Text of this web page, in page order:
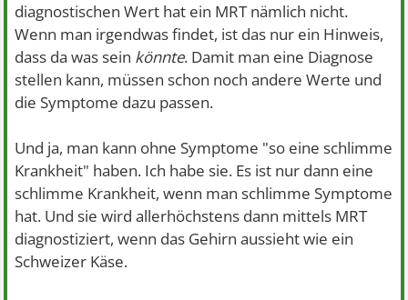
diagnostischen Wert hat ein MRT nämlich nicht.
Wenn man irgendwas findet, ist das nur ein Hinweis,
dass da was sein könnte. Damit man eine Diagnose
stellen kann, müssen schon noch andere Werte und
die Symptome dazu passen.
Und ja, man kann ohne Symptome "so eine schlimme
Krankheit" haben. Ich habe sie. Es ist nur dann eine
schlimme Krankheit, wenn man schlimme Symptome
hat. Und sie wird allerhöchstens dann mittels MRT
diagnostiziert, wenn das Gehirn aussieht wie ein
Schweizer Käse.